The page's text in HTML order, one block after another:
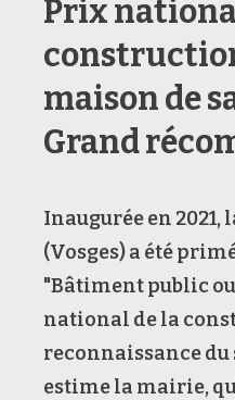
Prix
maison de
Grand
Inaugurée en 2021,
(Vosges) a été
"Bâtiment public
national de la
reconnaissance
estime la mairie,